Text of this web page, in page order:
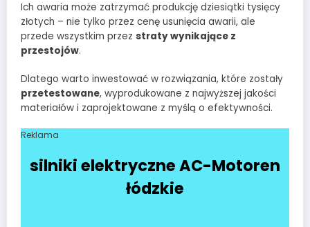
Ich awaria może zatrzymać produkcję dziesiątki tysięcy
złotych – nie tylko przez cenę usunięcia awarii, ale
przede wszystkim przez straty wynikające z
przestojów.
Dlatego warto inwestować w rozwiązania, które zostały
przetestowane, wyprodukowane z najwyższej jakości
materiałów i zaprojektowane z myślą o efektywności.
Reklama
silniki elektryczne AC-Motoren
łódzkie